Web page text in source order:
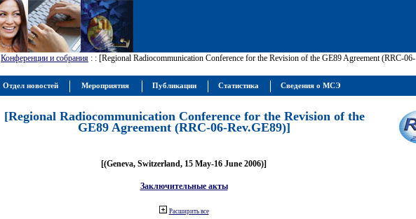
Конференции и собрания : : [Regional Radiocommunication Conference for the Revision of the GE89 Agreement (RRC-06-
[Regional Radiocommunication Conference for the Revision of the
GE89 Agreement (RRC-06-Rev.GE89)]
[(Geneva, Switzerland, 15 May-16 June 2006)]
Заключительные акты
Расширить все
Отдел новостей Мероприятия Публикации Статистика Сведения о МСЭ